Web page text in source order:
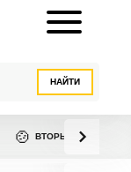
НАЙТИ
🍲 ВТОРЫЕ БЛЮДА